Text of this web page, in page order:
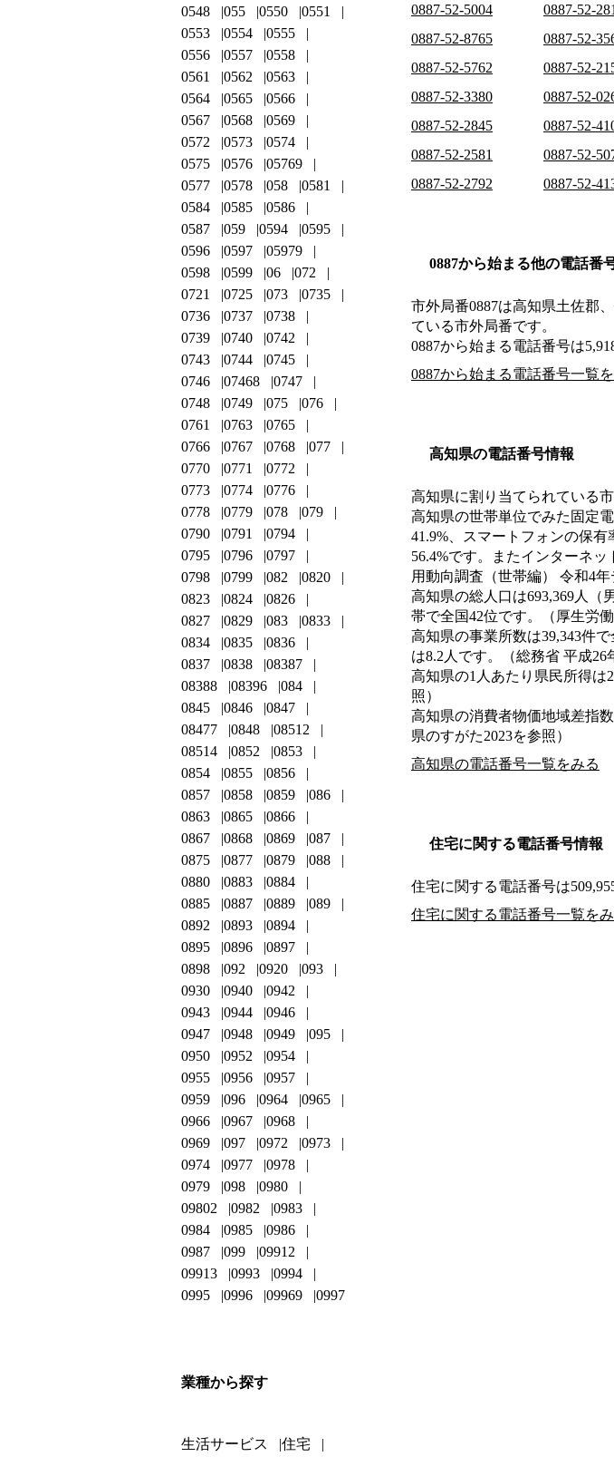
0887-52-5004
0887-52-
0887-52-8765
0887-52-
0887-52-5762
0887-52-
0887-52-3380
0887-52-
0887-52-2845
0887-52-
0887-52-2581
0887-52-
0887-52-2792
0887-52-
0887から始まる他の電話番
市外局番0887は高知県土佐郡
ている市外局番です。
0887から始まる電話番号は
0887から始まる電話番号一覧
高知県の電話番号情報
高知県に割り当てられている
高知県の世帯単位でみた固定
41.9%、スマートフォンの保
56.4%です。またインターネ
用動向調査（世帯編） 令和4年
高知県の総人口は693,369人（
帯で全国42位です。（厚生労
高知県の事業所数は39,343件
は8.2人です。（総務省 平成26
高知県の1人あたり県民所得は
照）
高知県の消費者物価地域差指
県のすがた2023を参照）
高知県の電話番号一覧をみる
住宅に関する電話番号情報
住宅に関する電話番号は
住宅に関する電話番号一覧を
0548
055 0550
0551
0553
0554
0555
0556
0557
0558
0561
0562
0563
0564
0565
0566
0567
0568
0569
0572
0573
0574
0575
0576
05769
0577
0578 058
0581
0584
0585
0586
0587
059 0594
0595
0596
0597
05979
0598
0599 06
072
0721
0725 073
0735
0736
0737
0738
0739
0740
0742
0743
0744
0745
0746
07468
0747
0748
0749 075
076
0761
0763
0765
0766
0767 0768
077
0770
0771
0772
0773
0774
0776
0778
0779 078
079
0790
0791
0794
0795
0796
0797
0798
0799 082
0820
0823
0824
0826
0827
0829 083
0833
0834
0835
0836
0837
0838
08387
08388
08396
084
0845
0846
0847
08477
0848
08512
08514
0852
0853
0854
0855
0856
0857
0858 0859
086
0863
0865
0866
0867
0868 0869
087
0875
0877 0879
088
0880
0883
0884
0885
0887 0889
089
0892
0893
0894
0895
0896
0897
0898
092 0920
093
0930
0940
0942
0943
0944
0946
0947
0948 0949
095
0950
0952
0954
0955
0956
0957
0959
096 0964
0965
0966
0967
0968
0969
097 0972
0973
0974
0977
0978
0979
098
0980
09802
0982
0983
0984
0985
0986
0987
099
09912
09913
0993
0994
0995
0996 09969 0997
業種から探す
生活サービス 住宅